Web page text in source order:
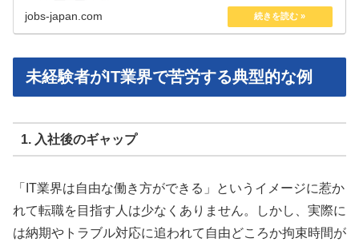
集めてみました。 こんにちは...
jobs-japan.com
未経験者がIT業界で苦労する典型的な例
1. 入社後のギャップ
「IT業界は自由な働き方ができる」というイメージに惹か
れて転職を目指す人は少なくありません。しかし、実際に
は納期やトラブル対応に追われて自由どころか拘束時間が